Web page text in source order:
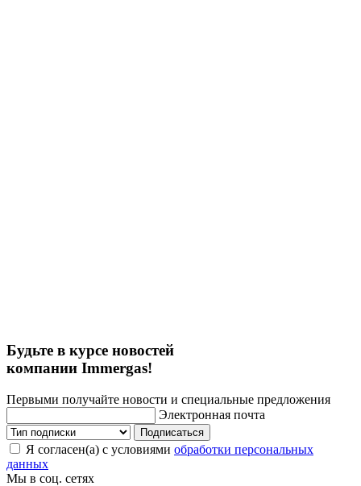
Будьте в курсе новостей
компании Immergas!
Первыми получайте новости и специальные предложения
Электронная почта
Подписаться
Я согласен(а) с условиями обработки персональных
данных
Мы в соц. сетях